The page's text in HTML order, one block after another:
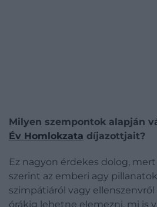
Milyen szempontok alapján
Év Homlokzata díjazottjait?
Ez nagyon érdekes dolog,
szerint az emberi agy
szimpátiáról vagy ellenszenvről
órákig lehetne elemezni, mi is